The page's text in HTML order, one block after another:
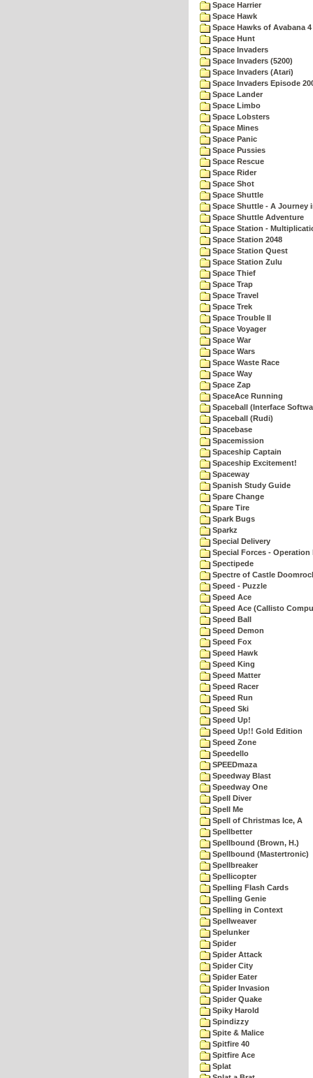
Space Harrier
Space Hawk
Space Hawks of Avabana 4
Space Hunt
Space Invaders
Space Invaders (5200)
Space Invaders (Atari)
Space Invaders Episode
Space Lander
Space Limbo
Space Lobsters
Space Mines
Space Panic
Space Pussies
Space Rescue
Space Rider
Space Shot
Space Shuttle
Space Shuttle - A Journey
Space Shuttle Adventure
Space Station -
Space Station 2048
Space Station Quest
Space Station Zulu
Space Thief
Space Trap
Space Travel
Space Trek
Space Trouble II
Space Voyager
Space War
Space Wars
Space Waste Race
Space Way
Space Zap
SpaceAce Running
Spaceball (Interface
Spaceball (Rudi)
Spacebase
Spacemission
Spaceship Captain
Spaceship Excitement!
Spaceway
Spanish Study Guide
Spare Change
Spare Tire
Spark Bugs
Sparkz
Special Delivery
Special Forces - Operation
Spectipede
Spectre of Castle
Speed - Puzzle
Speed Ace
Speed Ace (Callisto
Speed Ball
Speed Demon
Speed Fox
Speed Hawk
Speed King
Speed Matter
Speed Racer
Speed Run
Speed Ski
Speed Up!
Speed Up!! Gold Edition
Speed Zone
Speedello
SPEEDmaza
Speedway Blast
Speedway One
Spell Diver
Spell Me
Spell of Christmas Ice, A
Spellbetter
Spellbound (Brown, H.)
Spellbound (Mastertronic)
Spellbreaker
Spellicopter
Spelling Flash Cards
Spelling Genie
Spelling in Context
Spellweaver
Spelunker
Spider
Spider Attack
Spider City
Spider Eater
Spider Invasion
Spider Quake
Spiky Harold
Spindizzy
Spite & Malice
Spitfire 40
Spitfire Ace
Splat